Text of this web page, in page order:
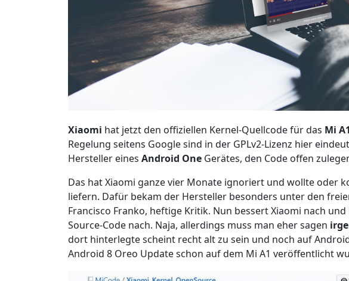
Xiaomi hat jetzt den offiziellen Kernel-Quellcode für das Mi A1
Regelung seitens Google sind in der GPLv2-Lizenz hier
Hersteller eines Android One Gerätes, den Code offen
Das hat Xiaomi ganze vier Monate ignoriert und wollte oder
liefern. Dafür bekam der Hersteller besonders unter den
Francisco Franko, heftige Kritik. Nun bessert Xiaomi nach
Source-Code nach. Naja, allerdings muss man eher sagen
dort hinterlegte scheint recht alt zu sein und noch auf
Android 8 Oreo Update schon auf dem Mi A1 veröffentlicht